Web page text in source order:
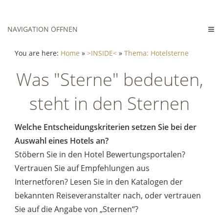
NAVIGATION ÖFFNEN
You are here: Home » >INSIDE< » Thema: Hotelsterne
Was "Sterne" bedeuten,
steht in den Sternen
Welche Entscheidungskriterien setzen Sie bei der
Auswahl eines Hotels an?
Stöbern Sie in den Hotel Bewertungsportalen?
Vertrauen Sie auf Empfehlungen aus
Internetforen? Lesen Sie in den Katalogen der
bekannten Reiseveranstalter nach, oder vertrauen
Sie auf die Angabe von „Sternen“?